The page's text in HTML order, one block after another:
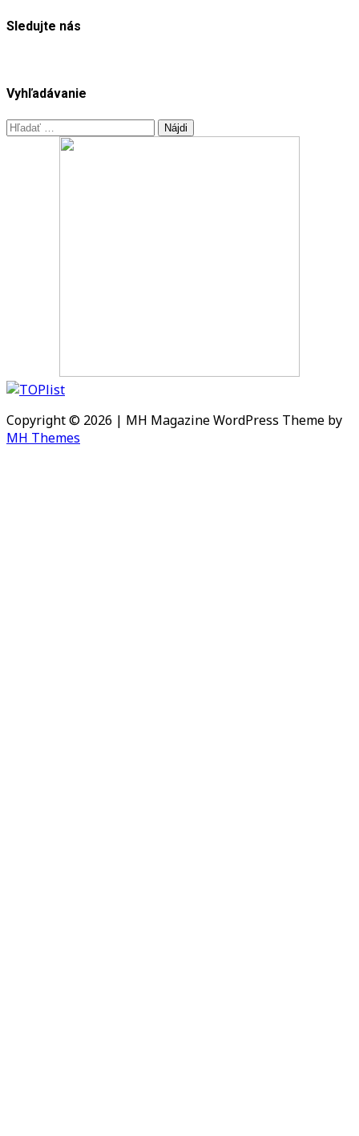
Sledujte nás
Vyhľadávanie
Hľadať:
Copyright © 2026 | MH Magazine WordPress Theme by
MH Themes